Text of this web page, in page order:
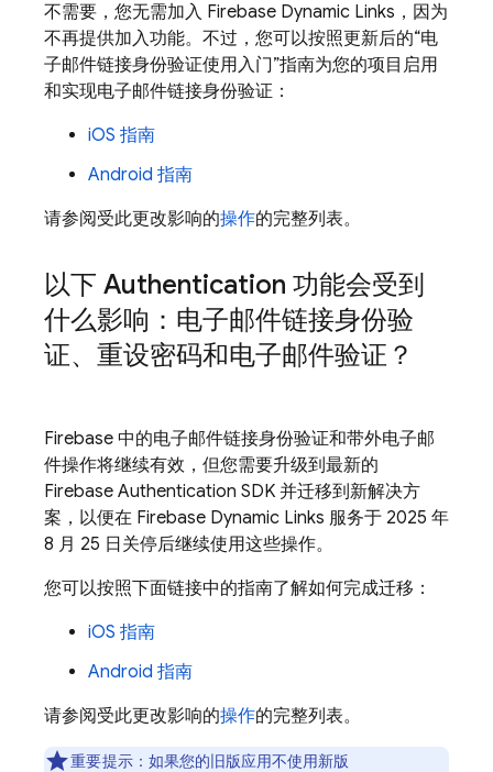
不需要，您无需加入 Firebase Dynamic Links，因为
不再提供加入功能。不过，您可以按照更新后的“电
子邮件链接身份验证使用入门”指南为您的项目启用
和实现电子邮件链接身份验证：
iOS 指南
Android 指南
请参阅受此更改影响的操作的完整列表。
以下 Authentication 功能会受到
什么影响：电子邮件链接身份验
证、重设密码和电子邮件验证？
Firebase 中的电子邮件链接身份验证和带外电子邮
件操作将继续有效，但您需要升级到最新的
Firebase Authentication SDK 并迁移到新解决方
案，以便在 Firebase Dynamic Links 服务于 2025 年
8 月 25 日关停后继续使用这些操作。
您可以按照下面链接中的指南了解如何完成迁移：
iOS 指南
Android 指南
请参阅受此更改影响的操作的完整列表。
重要提示：如果您的旧版应用不使用新版